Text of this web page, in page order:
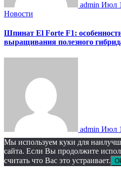
admin Июл
Новости
Шпинат El Forte F1: особенности
выращивания полезного
admin Июл
Мы используем куки для
сайта. Если Вы продолжите
считать что Вас это устраивает.